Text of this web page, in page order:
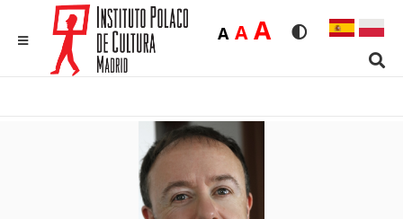
Rozmiar
ADomyślna
AŚrednia
ADużaWersja